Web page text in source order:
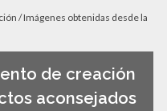
/ Imágenes obtenidas desde la
de creación
aconsejados